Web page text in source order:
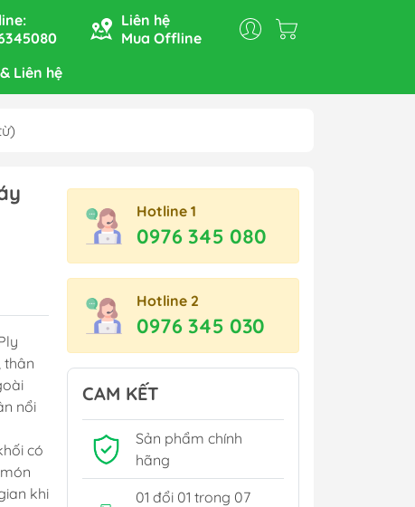
Liên hệ
Mua Offline
Hộp cơm điện
Bàn là - Máy sấy tóc
Nồi cơm điện - Nồi áp suất
Bếp Từ - Bếp Hồng Ngoại
Thiết bị sưởi - Quạt
Thiết bị làm bánh
Nồi Nấu Chậm
Liên hệ
thân
nổi
có
khi
Hotline 1
0976 345 080
Hotline 2
0976 345 030
CAM KẾT
Sản phẩm chính
hãng
01 đổi 01 trong 07